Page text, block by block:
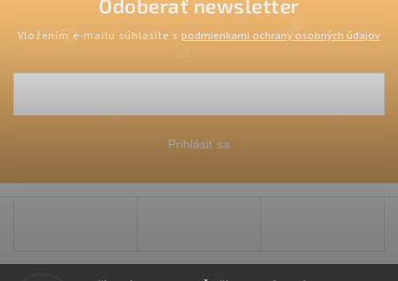
Odoberať newsletter
Vložením e-mailu súhlasíte s podmienkami ochrany osobných údajov
Prihlásiť sa